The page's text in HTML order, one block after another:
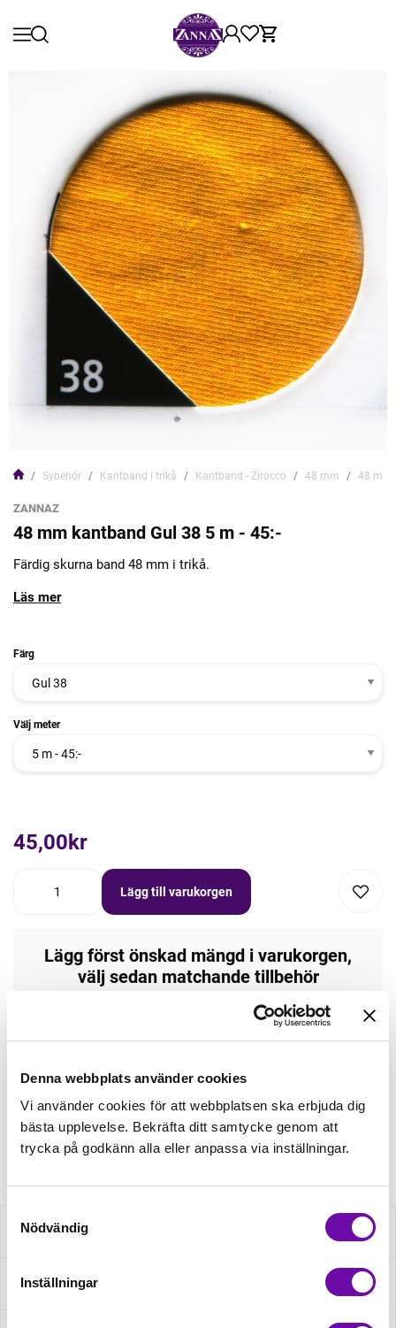
Denna webbplats använder cookies
Vi använder cookies för att webbplatsen ska erbjuda dig
bästa upplevelse. Bekräfta ditt samtycke genom att
trycka på godkänn alla eller anpassa via inställningar.
Nödvändig
Inställningar
Sybehör Kantband i trikå Kantband - Zirocco 48 mm 48 mm
ZANNAZ
48 mm kantband Gul 38 5 m - 45:-
Färdig skurna band 48 mm i trikå.
Läs mer
Färg
Välj meter
45,00kr
Lägg till varukorgen
Lägg först önskad mängd i varukorgen,
välj sedan matchande tillbehör
Tråd matchande +45,00kr
Finns i lager
Artikelnr: 48mmGul385mX45X
Beskrivning
Specifikation